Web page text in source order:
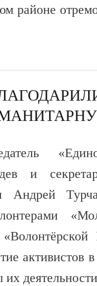
районе
и
Андрей
активистов
деятельности